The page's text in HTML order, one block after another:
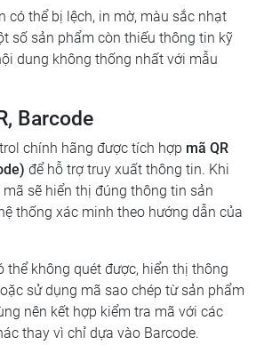
có thể bị lệch, in mờ, màu sắc nhạt
số sản phẩm còn thiếu thông tin kỹ
dung không thống nhất với mẫu
Barcode
chính hãng được tích hợp mã QR
để hỗ trợ truy xuất thông tin. Khi
sẽ hiển thị đúng thông tin sản
thống xác minh theo hướng dẫn của
thể không quét được, hiển thị thông
sử dụng mã sao chép từ sản phẩm
nên kết hợp kiểm tra mã với các
thay vì chỉ dựa vào Barcode.